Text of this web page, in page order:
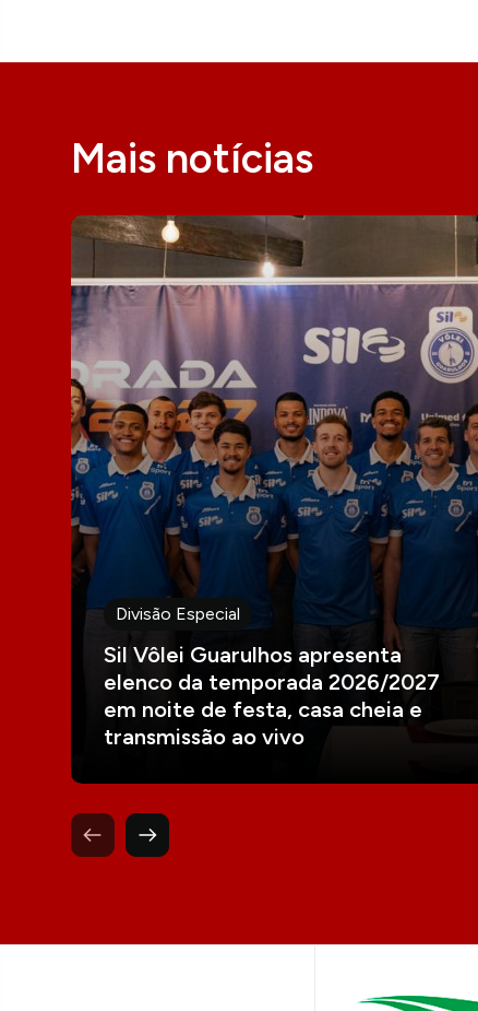
Mais notícias
Divisão Especial
Sil Vôlei Guarulhos apresenta
elenco da temporada 2026/2027
em noite de festa, casa cheia e
transmissão ao vivo